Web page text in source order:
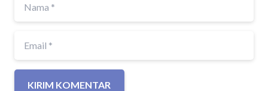
KIRIM KOMENTAR